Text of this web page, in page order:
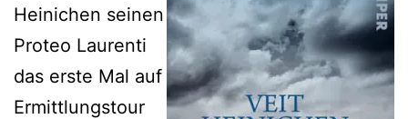
Heinichen seinen
Proteo Laurenti
das erste Mal auf
Ermittlungstour